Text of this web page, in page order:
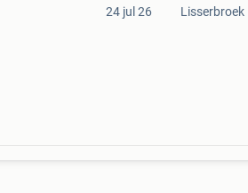
24 jul 26 Lisserbroek